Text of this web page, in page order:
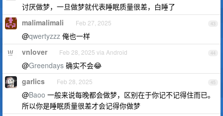
讨厌做梦，一旦做梦就代表睡眠质量很差，白睡了
43
malimalimali Feb 27, 2025
@qwertyzzz 俺也一样
44
vnlover Feb 28, 2025 via Android
@Greendays 确实不会😂
45
garlics Feb 28, 2025
@Baoo 一般来说每晚都会做梦，区别在于你记不记得住而已。
所以你是睡眠质量很差才会记得你做梦